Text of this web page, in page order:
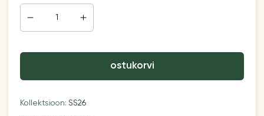
ostukorvi
Kollektsioon:SS26